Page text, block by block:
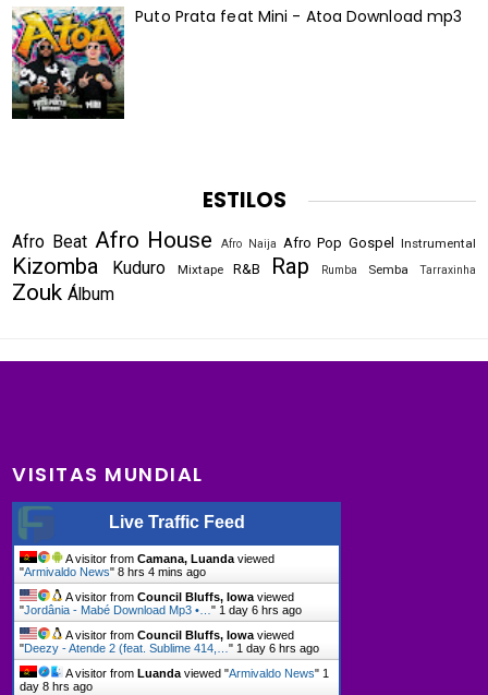
Puto Prata feat Mini - Atoa Download mp3
ESTILOS
Afro Beat Afro House Afro Naija Afro Pop Gospel Instrumental
Kizomba Kuduro Mixtape R&B Rap Rumba Semba Tarraxinha
Zouk Álbum
VISITAS MUNDIAL
Live Traffic Feed
A visitor fromCamana, Luanda viewed
"Armivaldo News"8 hrs 4 mins ago
A visitor fromCouncil Bluffs, Iowa viewed
"Jordânia - Mabé Download Mp3 •…" 1 day 6 hrs ago
A visitor fromCouncil Bluffs, Iowa viewed
"Deezy - Atende 2 (feat. Sublime 414,…" 1 day 6 hrs ago
A visitor from Luanda viewed "Armivaldo News" 1
day 8 hrs ago